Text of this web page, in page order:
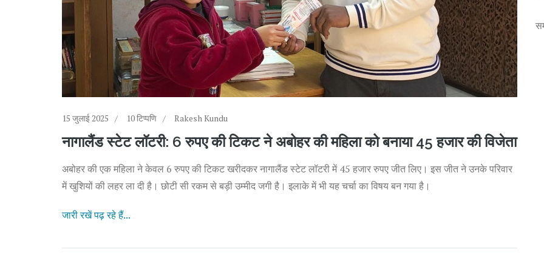
15 जुलाई 2025 10 टिप्पणि Rakesh Kundu
नागालैंड स्टेट लॉटरी: 6 रुपए की टिकट ने अबोहर की महिला को बनाया 45 हजार की विजेता
अबोहर की एक महिला ने केवल 6 रुपए की टिकट खरीदकर नागालैंड स्टेट लॉटरी में 45 हजार रुपए जीत लिए। इस जीत ने उनके परिवार
में खुशियों की लहर ला दी है। छोटी सी रकम से बड़ी उम्मीद जगी है। इलाके में भी यह चर्चा का विषय बन गया है।
जारी रखें पढ़ रहे हैं...